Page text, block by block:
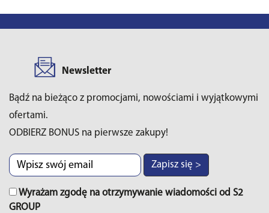
Newsletter
Bądź na bieżąco z promocjami, nowościami i wyjątkowymi
ofertami.
ODBIERZ BONUS na pierwsze zakupy!
Zapisz się >
Wyrażam zgodę na otrzymywanie wiadomości od S2
GROUP